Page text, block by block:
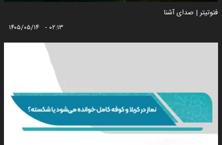
فتوتیتر | صدای آشنا
۱۴۰۵/۰۵/۱۴ - ۰۲:۱۳